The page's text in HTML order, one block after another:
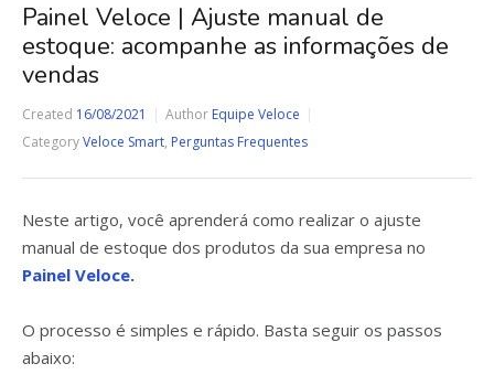
Painel Veloce | Ajuste manual de
estoque: acompanhe as informações de
vendas
Created 16/08/2021 Author Equipe Veloce
CategoryVeloce Smart, Perguntas Frequentes
Neste artigo, você aprenderá como realizar o ajuste
manual de estoque dos produtos da sua empresa no
Painel Veloce.
O processo é simples e rápido. Basta seguir os passos
abaixo: